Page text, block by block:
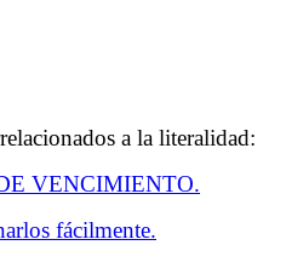
a la literalidad:
VENCIMIENTO.
fácilmente.